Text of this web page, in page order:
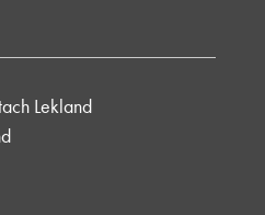
Lekland